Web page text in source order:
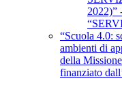
2022)”
“Scuola 4.0:
ambienti di
della
finanziato